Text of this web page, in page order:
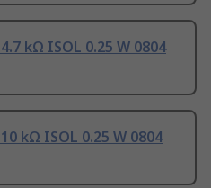
kΩ ISOL 0.25 W 0804
kΩ ISOL 0.25 W 0804